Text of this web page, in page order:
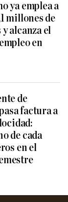
ya emplea a
millones de
alcanza el
en
de
factura a
de cada
en el